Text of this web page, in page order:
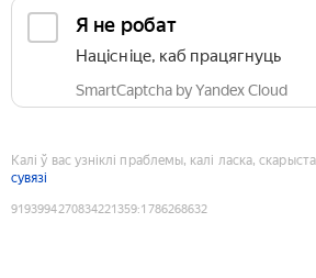
Я не робат
Націсніце, каб працягнуць
SmartCaptcha by Yandex Cloud
Калі ў вас узніклі праблемы, калі ласка,
сувязі
9193994270834221359:1786268632